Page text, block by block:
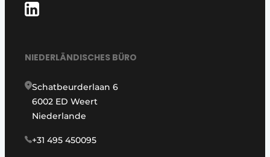
NIEDERLÄNDISCHES BÜRO
Schatbeurderlaan 6
6002 ED Weert
Niederlande
+31 495 450095